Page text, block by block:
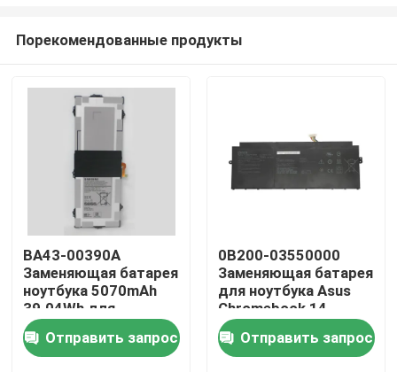
Дома
О Компании
Порекомендованные продукты
BA43-00390A
Заменяющая батарея
ноутбука 5070mAh
39.04Wh для
Samsung Chromebook
XE310XBA XE525
XE521
Отправить запрос
0B200-03550000
Заменяющая батарея
для ноутбука Asus
Chromebook 14
C433TA/Flip C433
Отправить запрос